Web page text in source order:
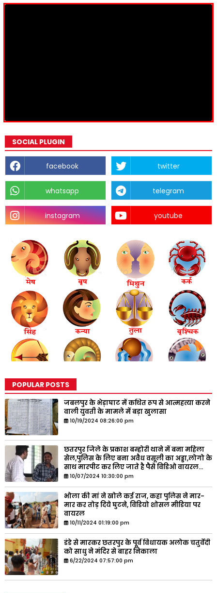
SOCIAL PLUGIN
facebook twitter
whatsapp telegram
instagram youtube
POPULAR POSTS
जबलपुर के भेड़ाघाट में कथित रूप से आत्महत्या करने
वाली युवती के मामले में बड़ा खुलासा
10/19/2024 08:26:00 pm
छतरपुर जिले के प्रकाश बम्होरी थाने में बना महिला
सेल,पुलिस के लिए बना अवैध वसूली का अड्डा,लोगो के
साथ मारपीट कर लिए जाते है पैसे विडिओ वायरल...
10/07/2024 10:30:00 pm
भोला की मां ने खोले कई राज, कहा पुलिस ने मार-
मार कर तोड़ दिये घुटने, विडियो शोसल मीडिया पर
वायरल
10/11/2024 01:19:00 pm
डंडे से मारकर छतरपुर के पूर्व विधायक अलोक चतुर्वेदी
को साधु ने मंदिर से बाहर निकाला
6/22/2024 07:57:00 pm